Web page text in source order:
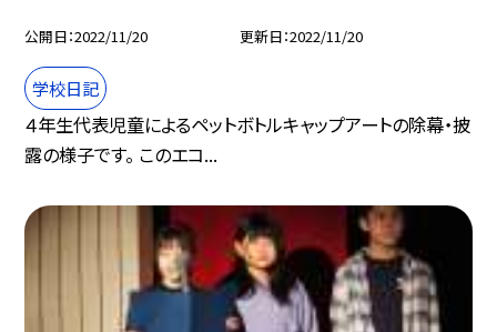
公開日 2022/11/20 更新日 2022/11/20
学校日記
４年生代表児童によるペットボトルキャップアートの除幕・披
露の様子です。 このエコ...